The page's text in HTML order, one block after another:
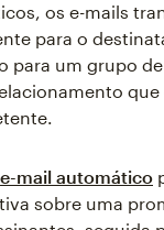
os e-mails
para o
para um grupo
e-mail automático
sobre uma